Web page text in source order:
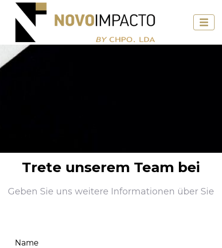
Trete unserem Team bei
Geben Sie uns weitere Informationen über Sie
Name